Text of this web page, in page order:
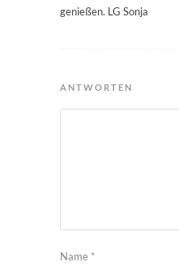
genießen. LG Sonja
ANTWORTEN
Name *